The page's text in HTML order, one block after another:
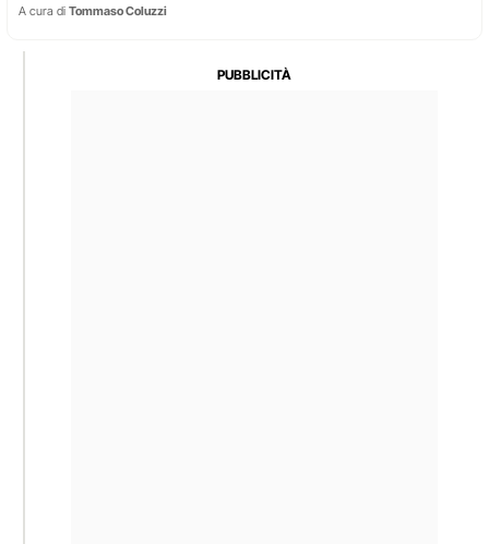
A cura di Tommaso Coluzzi